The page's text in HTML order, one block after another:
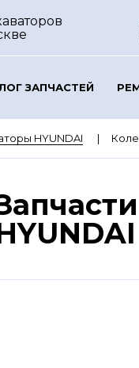
ЗАПЧАСТЕЙ
HYUNDAI